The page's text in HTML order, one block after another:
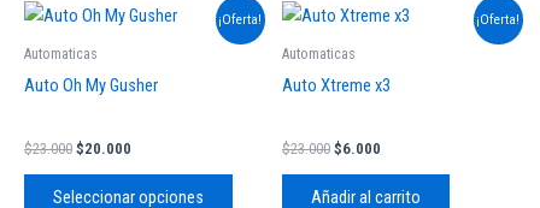
¡Oferta!
Automaticas
Auto Oh My Gusher
$23.000
El
original
$23.000.
$20.000
El
$20.000.
Seleccionar opciones
Este
producto
¡Oferta!
Automaticas
Auto Xtreme x3
$23.000
El
original
$23.000.
$6.000
El
$6.000.
Añadir al carrito